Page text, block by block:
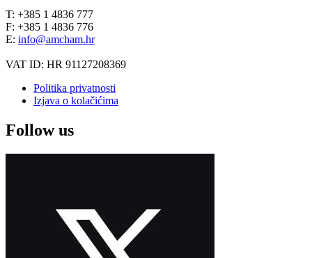
T: +385 1 4836 777
F: +385 1 4836 776
E: info@amcham.hr
VAT ID: HR 91127208369
Politika privatnosti
Izjava o kolačićima
Follow us